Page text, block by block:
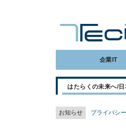
企業IT
はたらくの未来へ/
お知らせ プライバシ